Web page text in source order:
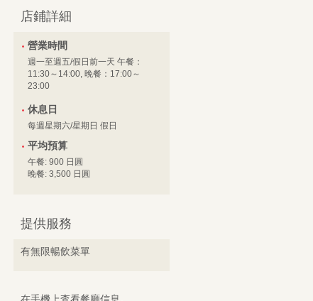
店鋪詳細
營業時間
週一至週五/假日前一天 午餐：
11:30～14:00, 晚餐：17:00～
23:00
休息日
每週星期六/星期日 假日
平均預算
午餐: 900 日圓
晚餐: 3,500 日圓
提供服務
有無限暢飲菜單